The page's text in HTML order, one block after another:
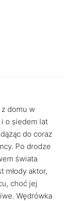
domu w
o siedem lat
do coraz
Po drodze
świata
młody aktor,
choć jej
Wędrówka